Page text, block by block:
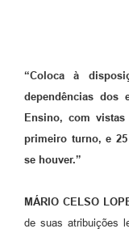
“Coloca à
dependências dos
Ensino, com
primeiro turno, e
se houver.”
MÁRIO CELSO
de suas atribuições